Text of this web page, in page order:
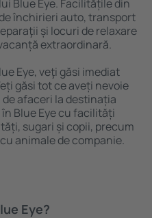
Blue Eye. Facilitățile din
închirieri auto, transport
și locuri de relaxare
extraordinară.
Eye, veţi găsi imediat
găsi tot ce aveți nevoie
afaceri la destinația
Blue Eye cu facilități
sugari și copii, precum
animale de companie.
Eye?